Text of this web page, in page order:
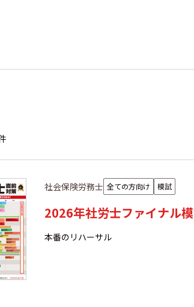
社会保険労務士 全ての方向け 模試
2026年社労士ファイナル模
本番のリハーサル